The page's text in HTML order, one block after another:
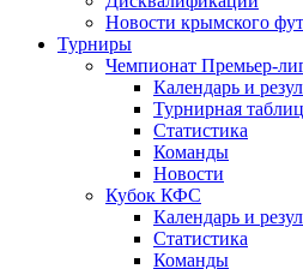
Новости крымского
Турниры
Чемпионат Премьер-
Календарь и
Турнирная
Статистика
Команды
Новости
Кубок КФС
Календарь и
Статистика
Команды